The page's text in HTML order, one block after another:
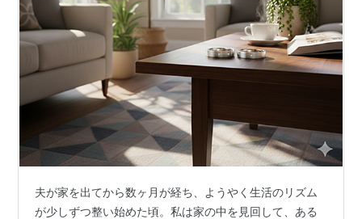
夫が家を出てから数ヶ月が経ち、ようやく生活のリズム
が少しずつ整い始めた頃。私は家の中を見回して、ある